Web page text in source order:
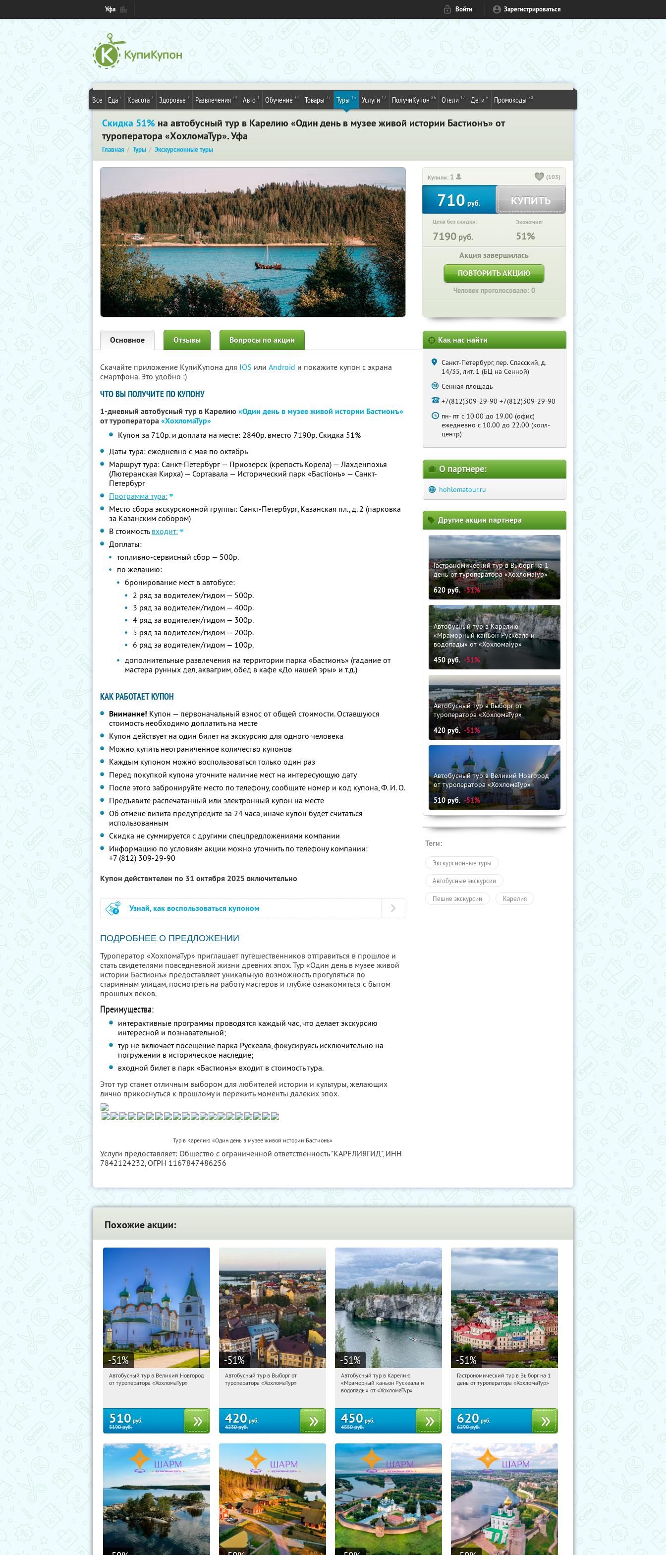
Уфа Войти Зарегистрироваться
Все Еда 7 Красота 2 Здоровье 2 Развлечения 24 Авто 1 Обучение 31 Товары 27 Туры 13 Услуги 12 ПолучиКупон 86 Отели 17 Дети 6 Промокоды 50
Скидка 51% на автобусный тур в Карелию «Один день в музее живой истории Бастионъ» от
туроператора «ХохломаТур». Уфа
Главная Туры Экскурсионные туры
Купили: 1 (103)
710 руб. КУПИТЬ
Цена без скидки:
7190 руб.
Экономия:
51%
Акция завершилась
ПОВТОРИТЬ АКЦИЮ
Человек проголосовало: 0
Основное Отзывы Вопросы по акции
Скачайте приложение КупиКупона для IOS или Android и покажите купон с экрана
смартфона. Это удобно :)
ЧТО ВЫ ПОЛУЧИТЕ ПО КУПОНУ
1-дневный автобусный тур в Карелию«Один день в музее живой истории Бастионъ»
от туроператора«ХохломаТур»
Купон за 710р. и доплата на месте: 2840р. вместо 7190р. Скидка 51%
Даты тура: ежедневно с мая по октябрь
Маршрут тура: Санкт-Петербург — Приозерск (крепость Корела) — Лахденпохья
(Лютеранская Кирха) — Сортавала — Исторический парк «Бастiонъ» — Санкт-
Петербург
Программа тура:
Место сбора экскурсионной группы: Санкт-Петербург, Казанская пл., д. 2 (парковка
за Казанским собором)
В стоимость входит:
Доплаты:
топливно-сервисный сбор — 500р.
по желанию:
бронирование мест в автобусе:
2 ряд за водителем/гидом — 500р.
3 ряд за водителем/гидом — 400р.
4 ряд за водителем/гидом — 300р.
5 ряд за водителем/гидом — 200р.
6 ряд за водителем/гидом — 100р.
дополнительные развлечения на территории парка «Бастионъ» (гадание от
мастера рунных дел, аквагрим, обед в кафе «До нашей эры» и т.д.)
КАК РАБОТАЕТ КУПОН
Внимание! Купон — первоначальный взнос от общей стоимости. Оставшуюся
стоимость необходимо доплатить на месте
Купон действует на один билет на экскурсию для одного человека
Можно купить неограниченное количество купонов
Каждым купоном можно воспользоваться только один раз
Перед покупкой купона уточните наличие мест на интересующую дату
После этого забронируйте место по телефону, сообщите номер и код купона,Ф. И. О.
Предъявите распечатанный или электронный купон на месте
Об отмене визита предупредите за 24 часа, иначе купон будет считаться
использованным
Скидка не суммируется с другими спецпредложениями компании
Информацию по условиям акции можно уточнить по телефону компании:
+7 (812) 309-29-90
Купон действителен по 31 октября 2025 включительно
Узнай, как воспользоваться купоном
ПОДРОБНЕЕ О ПРЕДЛОЖЕНИИ
Туроператор «ХохломаТур» приглашает путешественников отправиться в прошлое и
стать свидетелями повседневной жизни древних эпох. Тур «Один день в музее живой
истории Бастионъ» предоставляет уникальную возможность прогуляться по
старинным улицам, посмотреть на работу мастеров и глубже ознакомиться с бытом
прошлых веков.
Преимущества:
интерактивные программы проводятся каждый час, что делает экскурсию
интересной и познавательной;
тур не включает посещение парка Рускеала, фокусируясь исключительно на
погружении в историческое наследие;
входной билет в парк «Бастионъ» входит в стоимость тура.
Этот тур станет отличным выбором для любителей истории и культуры, желающих
лично прикоснуться к прошлому и пережить моменты далеких эпох.
Тур в Карелию «Один день в музее живой истории Бастионъ»
Услуги предоставляет: Общество с ограниченной ответственность "КАРЕЛИЯГИД", ИНН
7842124232, ОГРН 1167847486256
Как нас найти
Санкт-Петербург, пер. Спасский, д.
14/35, лит. 1 (БЦ на Сенной)
Сенная площадь
+7(812)309-29-90 +7(812)309-29-90
пн- пт с 10.00 до 19.00 (офис)
ежедневно с 10.00 до 22.00 (колл-
центр)
О партнере:
hohlomatour.ru
Другие акции партнера
Гастрономический тур в Выборг на 1
день от туроператора «ХохломаТур»
620руб. -51%
Автобусный тур в Карелию
«Мраморный каньон Рускеала и
водопады» от «ХохломаТур»
450руб. -51%
Автобусный тур в Выборг от
туроператора «ХохломаТур»
420руб. -51%
Автобусный тур в Великий Новгород
от туроператора «ХохломаТур»
510руб. -51%
Теги:
Экскурсионные туры
Автобусные экскурсии
Пешие экскурсии Карелия
Похожие акции:
-51%
06:47:47 Купили:2
Автобусный тур в Великий Новгород
от туроператора «ХохломаТур»
510 руб.
5190руб.
-51%
06:47:47 Купили:
Автобусный тур в Выборг от
туроператора «ХохломаТур»
420 руб.
4230руб.
-51%
06:47:47 Купили:
Сенная площадь
Автобусный тур в Карелию
«Мраморный каньон Рускеала и
водопады» от «ХохломаТур»
450 руб.
4550руб.
-51%
06:47:47 Купили:5
Гастрономический тур в Выборг на 1
день от туроператора «ХохломаТур»
620 руб.
6290руб.